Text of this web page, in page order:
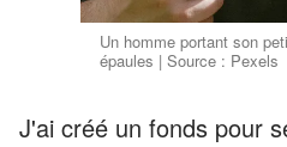
Un homme portant son
épaules | Source : Pexels
J'ai créé un fonds pour